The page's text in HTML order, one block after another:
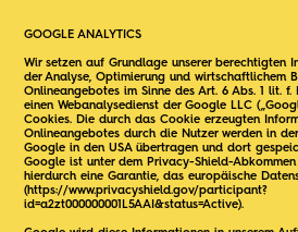
GOOGLE ANALYTICS
Wir setzen auf Grundlage unserer berechtigten
der Analyse, Optimierung und wirtschaftlichem
Onlineangebotes im Sinne des Art. 6 Abs. 1 lit. f.
einen Webanalysedienst der Google LLC
Cookies. Die durch das Cookie erzeugten
Onlineangebotes durch die Nutzer werden in
Google in den USA übertragen und dort
Google ist unter dem Privacy-Shield-
hierdurch eine Garantie, das europäische
(https://www.privacyshield.gov/participant?
id=a2zt000000001L5AAI&status=Active).